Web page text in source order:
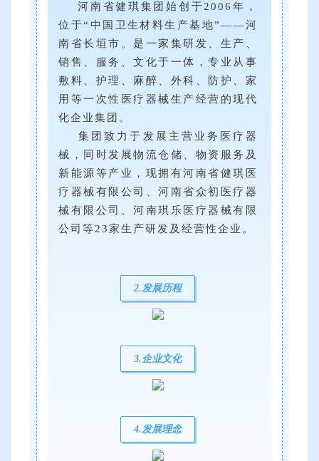
河南省健琪集团始创于2006年，
位于“中国卫生材料生产基地”——河
南省长垣市。是一家集研发、生产、
销售、服务、文化于一体，专业从事
敷料、护理、麻醉、外科、防护、家
用等一次性医疗器械生产经营的现代
化企业集团。
集团致力于发展主营业务医疗器
械，同时发展物流仓储、物资服务及
新能源等产业，现拥有河南省健琪医
疗器械有限公司、河南省众初医疗器
械有限公司、河南琪乐医疗器械有限
公司等23家生产研发及经营性企业。
2.发展历程
3.企业文化
4.发展理念